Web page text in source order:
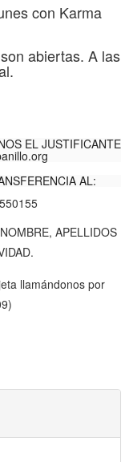
con Karma
de meditación
de meditación
abiertas. A las
EL JUSTIFICANTE
AL:
APELLIDOS
llamándonos por